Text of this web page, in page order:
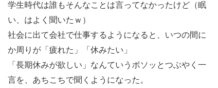
学生時代は誰もそんなことは言ってなかったけど（眠
い、はよく聞いたｗ）
社会に出て会社で仕事するようになると、いつの間に
か周りが「疲れた」「休みたい」
「長期休みが欲しい」なんていうボソッとつぶやく一
言を、あちこちで聞くようになった。